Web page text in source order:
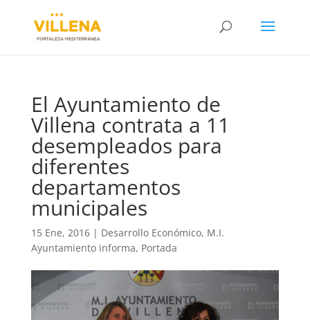
El Ayuntamiento de
Villena contrata a 11
desempleados para
diferentes
departamentos
municipales
15 Ene, 2016| Desarrollo Económico, M.I.
Ayuntamiento informa, Portada